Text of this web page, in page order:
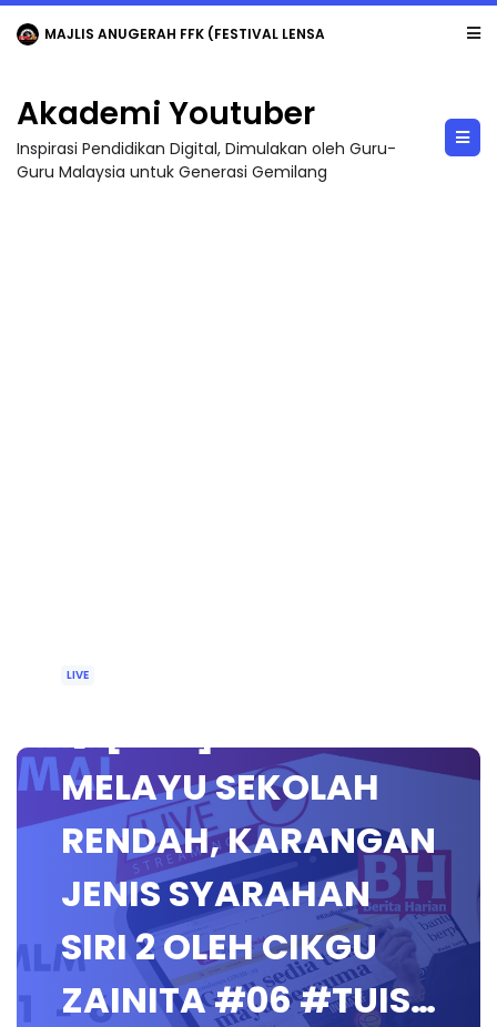
MAJLIS ANUGERAH FFK (FESTIVAL LENSA PENDIDIKAN - FLeP) 2026
Akademi Youtuber
Inspirasi Pendidikan Digital, Dimulakan oleh Guru-
Guru Malaysia untuk Generasi Gemilang
LIVE
🔴 [LIVE] BAHASA
MELAYU SEKOLAH
RENDAH, KARANGAN
JENIS SYARAHAN
SIRI 2 OLEH CIKGU
ZAINITA #06 #TUIS…